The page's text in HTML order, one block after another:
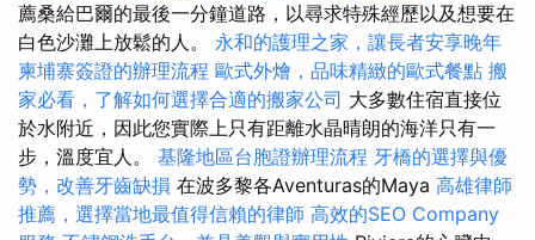
薦桑給巴爾的最後一分鐘道路，以尋求特殊經歷以及想要在
白色沙灘上放鬆的人。 永和的護理之家，讓長者安享晚年
柬埔寨簽證的辦理流程 歐式外燴，品味精緻的歐式餐點 搬
家必看，了解如何選擇合適的搬家公司 大多數住宿直接位
於水附近，因此您實際上只有距離水晶晴朗的海洋只有一
步，溫度宜人。 基隆地區台胞證辦理流程 牙橋的選擇與優
勢，改善牙齒缺損 在波多黎各Aventuras的Maya 高雄律師
推薦，選擇當地最值得信賴的律師 高效的SEO Company